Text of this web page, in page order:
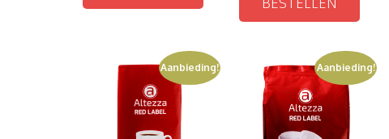
Aanbieding! Aanbieding!